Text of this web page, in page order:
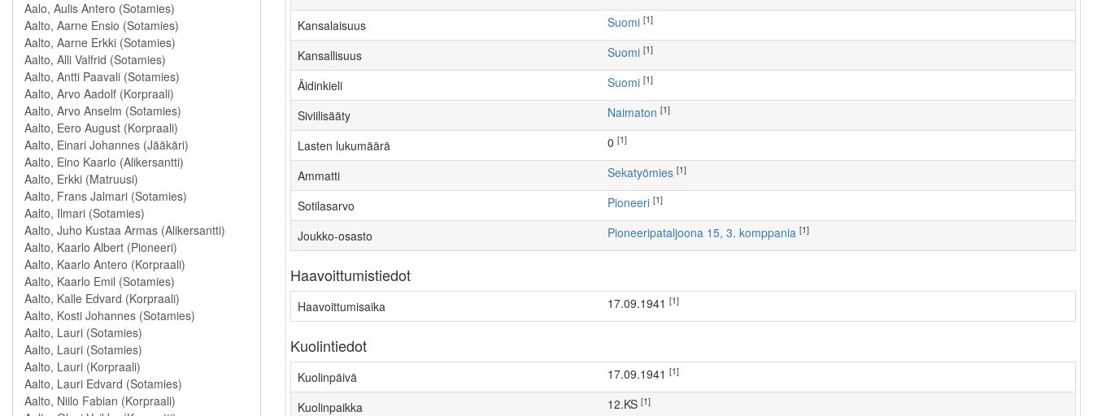
Kansalaisuus Suomi [1]
Kansallisuus Suomi [1]
Äidinkieli Suomi [1]
Siviilisääty Naimaton [1]
Lasten lukumäärä [1]
Ammatti sekatyömies [1]
Sotilasarvo Pioneeri [1]
Joukko-osasto Pioneeripataljoona 15, 3. komppania [1]
Haavoittumistiedot
Haavoittumisaika 17.09.1941 [1]
Kuolintiedot
Kuolinpäivä 17.09.1941 [1]
Kuolinpaikka 12.KS [1]